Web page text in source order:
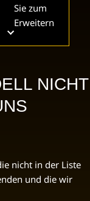
Sie zum
Erweitern
NICHT
nicht in der Liste
und die wir